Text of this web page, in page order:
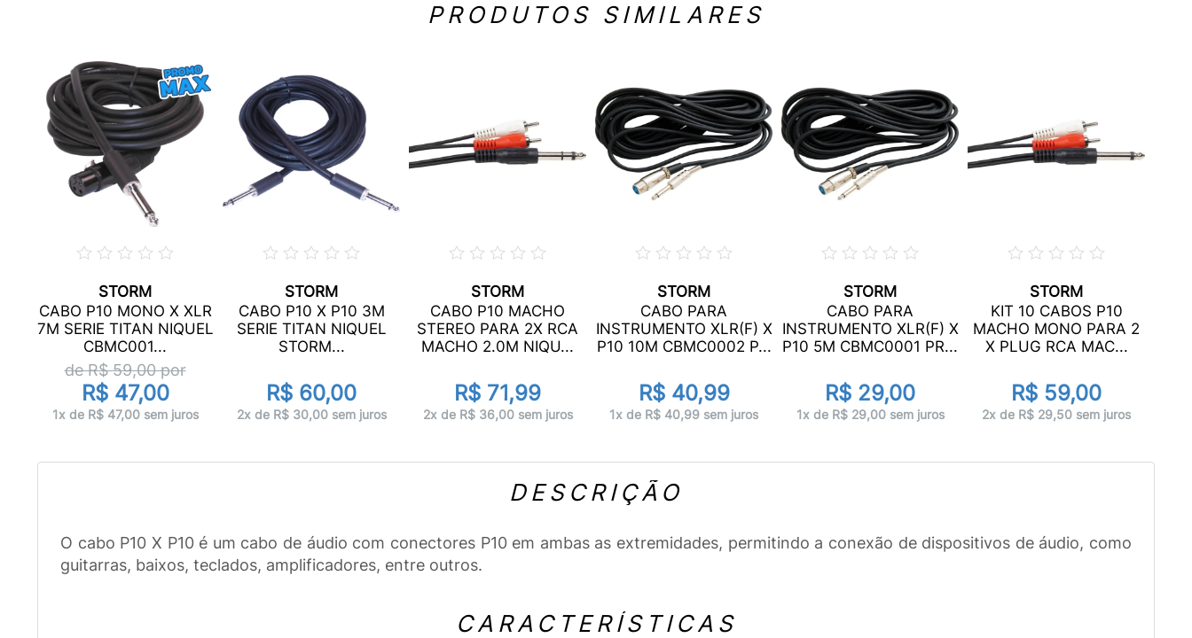
PRODUTOS SIMILARES
STORM
CABO P10 MONO X XLR
7M SERIE TITAN NIQUEL
CBMC001...
de R$59,00por
R$ 47,00
1x de R$ 47,00 sem juros
STORM
CABO P10 X P10 3M
SERIE TITAN NIQUEL
STORM...
R$ 60,00
2x de R$ 30,00 sem juros
STORM
CABO P10 MACHO
STEREO PARA 2X RCA
MACHO 2.0M NIQU...
R$ 71,99
2x de R$ 36,00 sem juros
STORM
CABO PARA
INSTRUMENTO XLR(F) X
P10 10M CBMC0002 P...
R$ 40,99
1x de R$ 40,99 sem juros
STORM
CABO PARA
INSTRUMENTO XLR(F) X
P10 5M CBMC0001 PR...
R$ 29,00
1x de R$ 29,00 sem juros
STORM
KIT 10 CABOS P10
MACHO MONO PARA 2
X PLUG RCA MAC...
R$ 59,00
2x de R$ 29,50 sem juros
DESCRIÇÃO
O cabo P10 X P10 é um cabo de áudio com conectores P10 em ambas as extremidades, permitindo a conexão de dispositivos de áudio, como
guitarras, baixos, teclados, amplificadores, entre outros.
CARACTERÍSTICAS